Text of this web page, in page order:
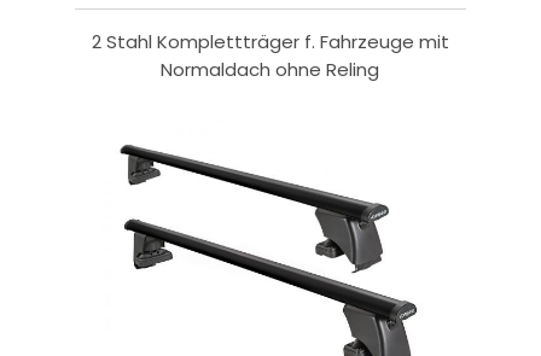
2 Stahl Komplettträger f. Fahrzeuge mit
Normaldach ohne Reling